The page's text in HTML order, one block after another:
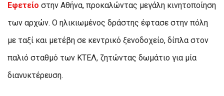
Εφετείο στην Αθήνα, προκαλώντας μεγάλη κινητοποίηση
των αρχών. Ο ηλικιωμένος δράστης έφτασε στην πόλη
με ταξί και μετέβη σε κεντρικό ξενοδοχείο, δίπλα στον
παλιό σταθμό των ΚΤΕΛ, ζητώντας δωμάτιο για μία
διανυκτέρευση.